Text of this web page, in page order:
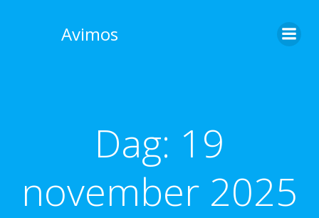
Avimos
Dag: 19
november 2025